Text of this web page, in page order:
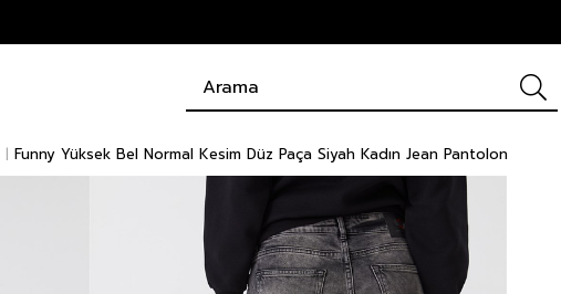
Funny Yüksek Bel Normal Kesim Düz Paça Siyah Kadın Jean Pantolon